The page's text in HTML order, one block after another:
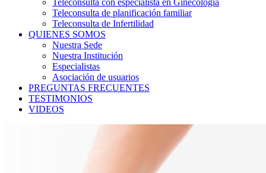
Teleconsulta con especialista en Ginecologia
Teleconsulta de planificación familiar
Teleconsulta de Infertilidad
QUIENES SOMOS
Nuestra Sede
Nuestra Institución
Especialistas
Asociación de usuarios
PREGUNTAS FRECUENTES
TESTIMONIOS
VIDEOS